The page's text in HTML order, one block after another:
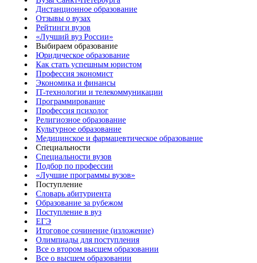
Дистанционное образование
Отзывы о вузах
Рейтинги вузов
«Лучший вуз России»
Выбираем образование
Юридическое образование
Как стать успешным юристом
Профессия экономист
Экономика и финансы
IT-технологии и телекоммуникации
Программирование
Профессия психолог
Религиозное образование
Культурное образование
Медицинское и фармацевтическое образование
Специальности
Специальности вузов
Подбор по профессии
«Лучшие программы вузов»
Поступление
Словарь абитуриента
Образование за рубежом
Поступление в вуз
ЕГЭ
Итоговое сочинение (изложение)
Олимпиады для поступления
Все о втором высшем образовании
Все о высшем образовании